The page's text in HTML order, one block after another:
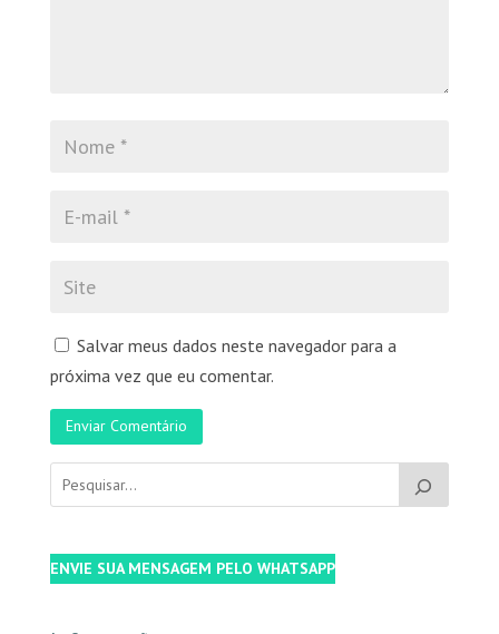
Salvar meus dados neste navegador para a
próxima vez que eu comentar.
Enviar Comentário
ENVIE SUA MENSAGEM PELO WHATSAPP